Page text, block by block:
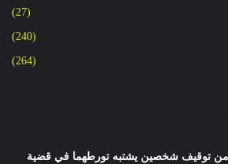
(27)
(240)
(264)
من توقيف شخصين يشتبه تورطهما في قضية